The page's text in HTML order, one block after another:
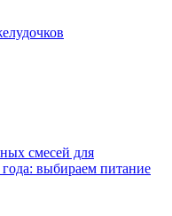
смесей для
выбираем питание